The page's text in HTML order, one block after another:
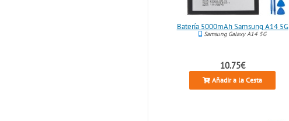
Batería 5000mAh Samsung A14 5G
Samsung Galaxy A14 5G
10.75€
Añadir a la Cesta